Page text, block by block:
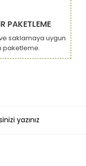
PAKETLEME
saklamaya uygun
paketleme.